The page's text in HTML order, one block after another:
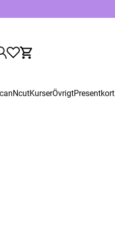
KurserÖvrigtPresentkort